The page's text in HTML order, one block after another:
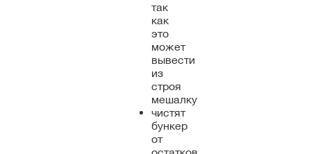
так
как
это
может
вывести
из
строя
мешалку
чистят
бункер
от